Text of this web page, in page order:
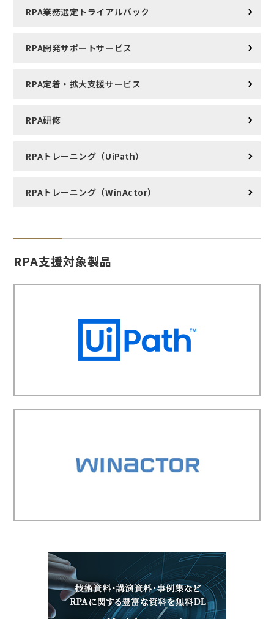
RPA業務選定トライアルパック
RPA開発サポートサービス
RPA定着・拡大支援サービス
RPA研修
RPAトレーニング（UiPath）
RPAトレーニング（WinActor）
RPA支援対象製品